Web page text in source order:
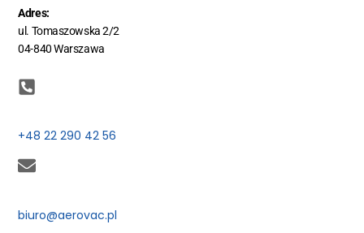
Adres:
ul. Tomaszowska 2/2
04-840 Warszawa
+48 22 290 42 56
biuro@aerovac.pl